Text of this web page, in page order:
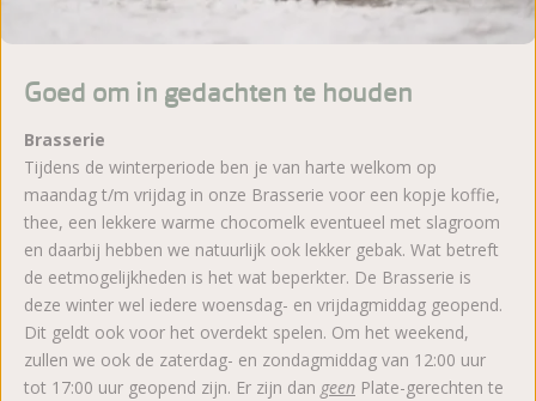
Goed om in gedachten te houden
Brasserie
Tijdens de winterperiode ben je van harte welkom op
maandag t/m vrijdag in onze Brasserie voor een kopje koffie,
thee, een lekkere warme chocomelk eventueel met slagroom
en daarbij hebben we natuurlijk ook lekker gebak. Wat betreft
de eetmogelijkheden is het wat beperkter. De Brasserie is
deze winter wel iedere woensdag- en vrijdagmiddag geopend.
Dit geldt ook voor het overdekt spelen. Om het weekend,
zullen we ook de zaterdag- en zondagmiddag van 12:00 uur
tot 17:00 uur geopend zijn. Er zijn dan geen Plate-gerechten te